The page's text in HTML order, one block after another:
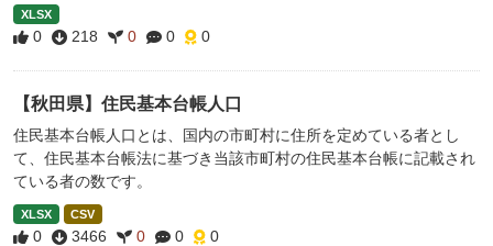
XLSX
0 218 0 0 0
【秋田県】住民基本台帳人口
住民基本台帳人口とは、国内の市町村に住所を定めている者とし
て、住民基本台帳法に基づき当該市町村の住民基本台帳に記載され
ている者の数です。
XLSX CSV
0 3466 0 0 0